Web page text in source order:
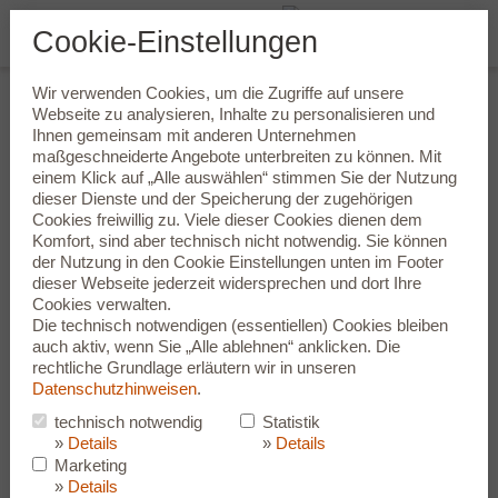
Ein professioneller Hörtest vor
Ort ist durch nichts zu ersetzen
Halten Sie einen Moment inne und beantworten Sie sich selbst
die folgenden Fragen: Fällt es Ihnen mitunter schwer,
Gesprächspartner genau zu verstehen? Bemerken Ihre
Familienangehörigen, dass der Fernseher zu laut eingestellt ist?
Überhören Sie manchmal das Klingeln des Telefons oder das
Läuten an der Wohnungstür? Und konnte darüber hinaus unser
rasch durchzuführender Online-Hörtest Ihren Verdacht erhärten,
dass die Leistungsfähigkeit Ihres Hörvermögens
möglicherweise eingeschränkt ist?
Deuten bei Ihnen alle Zeichen auf einen schleichenden oder
einen akuten Hörverlust hin, heißt es, nicht zögern, sondern
handeln. Kommen Sie am besten umgehend zu uns und lassen
Sie durch einen professionellen Hörtest feststellen, ob und in
welchem Maße Ihr Hörvermögen eingeschränkt sein kann. Sie
Cookie-Einstellungen
Wir verwenden Cookies, um die Zugriffe auf unsere
Webseite zu analysieren, Inhalte zu personalisieren und
Ihnen gemeinsam mit anderen Unternehmen
maßgeschneiderte Angebote unterbreiten zu können. Mit
einem Klick auf „Alle auswählen“ stimmen Sie der Nutzung
dieser Dienste und der Speicherung der zugehörigen
Cookies freiwillig zu. Viele dieser Cookies dienen dem
Komfort, sind aber technisch nicht notwendig. Sie können
der Nutzung in den Cookie Einstellungenunten im Footer
dieser Webseite jederzeit widersprechen und dort Ihre
Cookies verwalten.
Die technisch notwendigen (essentiellen) Cookies bleiben
auch aktiv, wenn Sie „Alle ablehnen“ anklicken. Die
rechtliche Grundlage erläutern wir in unseren
Datenschutzhinweisen.
technisch notwendig
» Details
Statistik
» Details
Marketing
» Details